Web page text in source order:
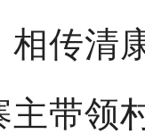
清康
主带领